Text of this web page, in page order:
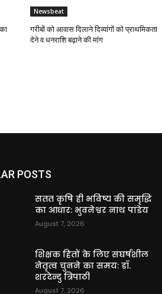
Newsbeat
गरीबों को आवास दिलाने दिव्यांगों को प्राथमिकता
देने व धनराशि बढ़ाने की मांग
POSTS
सतत कृषि ही भविष्य की समृद्धि
का आधार: भुवनेश्वर नाथ पांडेय
August 7, 2026
शिक्षक हितों के लिए संघर्षशील
नेतृत्व चुनने का समय: डॉ.
शरदेन्दु त्रिपाठी
August 7, 2026